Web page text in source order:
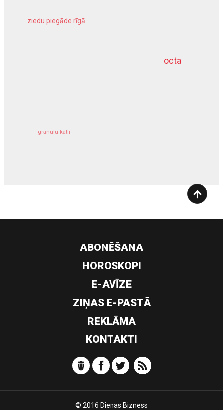
octa
ziedu piegāde rīgā
granulu katli
dziļurbums
ABONĒŠANA
HOROSKOPI
E-AVĪZE
ZIŅAS E-PASTĀ
REKLĀMA
KONTAKTI
© 2016 Dienas Bizness